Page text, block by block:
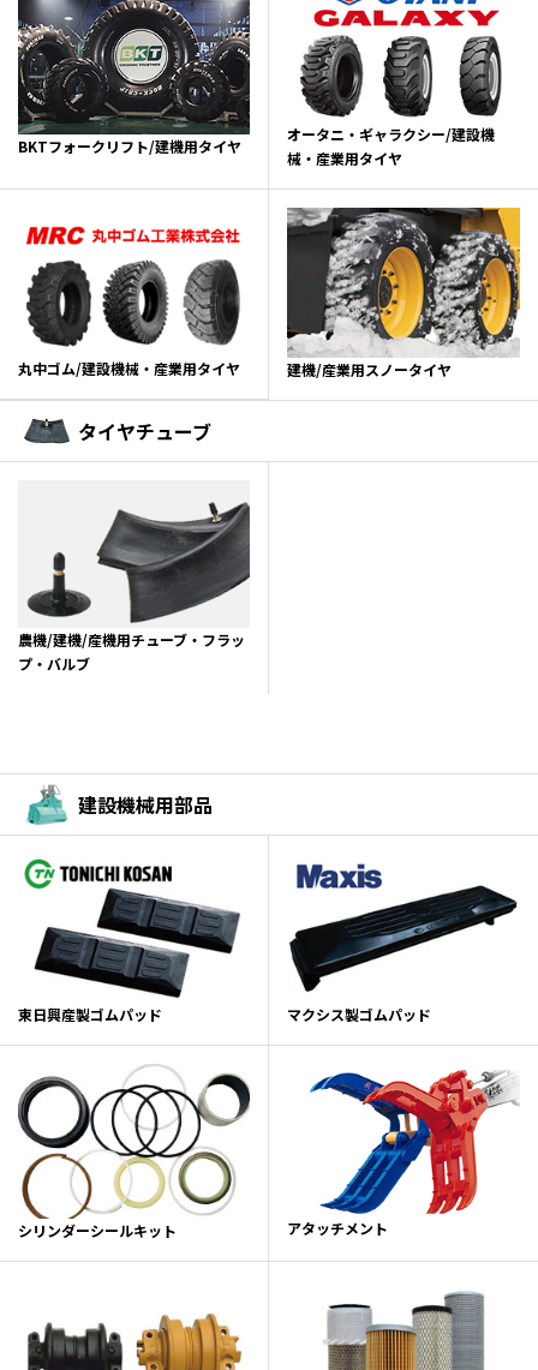
BKTフォークリフト/建機用タイヤ
オータニ・ギャラクシー/建設機
械・産業用タイヤ
丸中ゴム/建設機械・産業用タイヤ 建機/産業用スノータイヤ
タイヤチューブ
農機/建機/産機用チューブ・フラッ
プ・バルブ
建設機械用部品
東日興産製ゴムパッド マクシス製ゴムパッド
シリンダーシールキット アタッチメント